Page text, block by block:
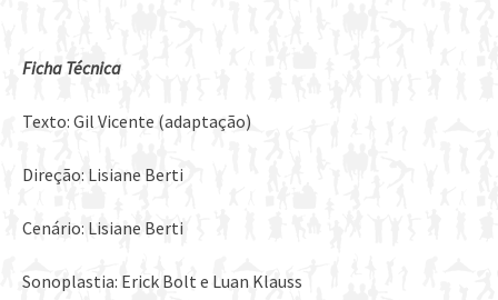
Ficha Técnica
Texto: Gil Vicente (adaptação)
Direção: Lisiane Berti
Cenário: Lisiane Berti
Sonoplastia: Erick Bolt e Luan Klauss